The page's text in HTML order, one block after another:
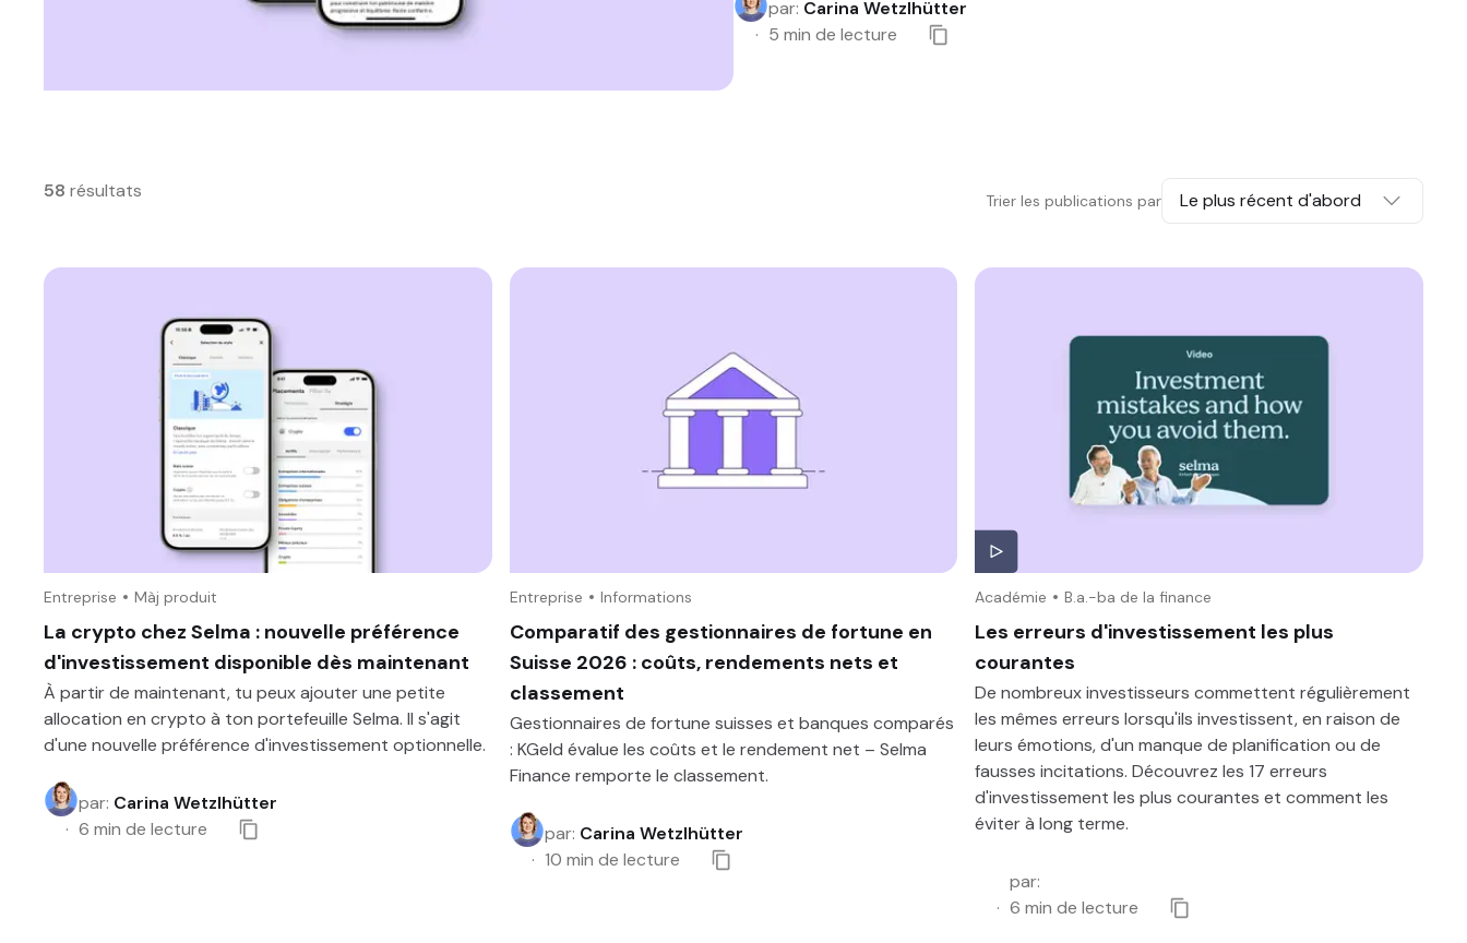
par: Carina Wetzlhütter
5 min de lecture
58 résultats Trier les publications par Le plus récent d'abord
Entreprise Màj produit
La crypto chez Selma : nouvelle préférence
d'investissement disponible dès maintenant
À partir de maintenant, tu peux ajouter une petite
allocation en crypto à ton portefeuille Selma. Il s'agit
d'une nouvelle préférence d'investissement optionnelle.
par: Carina Wetzlhütter
6 min de lecture
Entreprise Informations
Comparatif des gestionnaires de fortune en
Suisse 2026 : coûts, rendements nets et
classement
Gestionnaires de fortune suisses et banques comparés
: KGeld évalue les coûts et le rendement net – Selma
Finance remporte le classement.
par: Carina Wetzlhütter
10 min de lecture
Académie B.a.-ba de la finance
Les erreurs d'investissement les plus
courantes
De nombreux investisseurs commettent régulièrement
les mêmes erreurs lorsqu'ils investissent, en raison de
leurs émotions, d'un manque de planification ou de
fausses incitations. Découvrez les 17 erreurs
d'investissement les plus courantes et comment les
éviter à long terme.
par:
6 min de lecture